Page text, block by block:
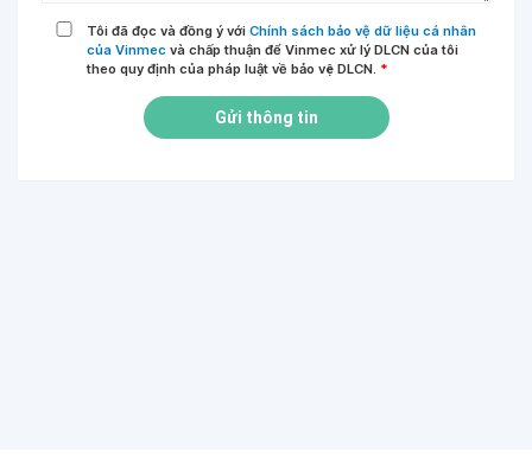
Tôi đã đọc và đồng ý với Chính sách bảo vệ dữ liệu cá nhân
của Vinmec và chấp thuận để Vinmec xử lý DLCN của tôi
theo quy định của pháp luật về bảo vệ DLCN. *
Gửi thông tin